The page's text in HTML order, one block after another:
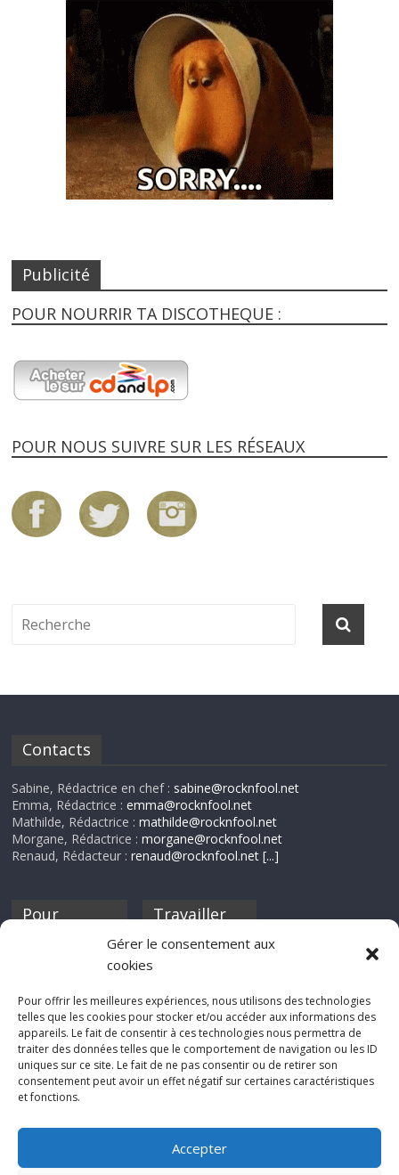
Gérer le consentement aux
cookies
Pour offrir les meilleures expériences, nous utilisons des technologies
telles que les cookies pour stocker et/ou accéder aux informations des
appareils. Le fait de consentir à ces technologies nous permettra de
traiter des données telles que le comportement de navigation ou les ID
uniques sur ce site. Le fait de ne pas consentir ou de retirer son
consentement peut avoir un effet négatif sur certaines caractéristiques
et fonctions.
Accepter
Publicité
POUR NOURRIR TA DISCOTHEQUE :
POUR NOUS SUIVRE SUR LES RÉSEAUX
Contacts
Sabine, Rédactrice en chef : sabine@rocknfool.net
Emma, Rédactrice :emma@rocknfool.net
Mathilde, Rédactrice :mathilde@rocknfool.net
Morgane, Rédactrice :morgane@rocknfool.net
Renaud, Rédacteur :renaud@rocknfool.net [...]
Pour
discothèque
Travailler
Si tu souhaites
Rocknfool, n'hésite
pas à nous envoyer
tes chroniques de
concerts, de films,
séries ou des billets
d'humeur :
net